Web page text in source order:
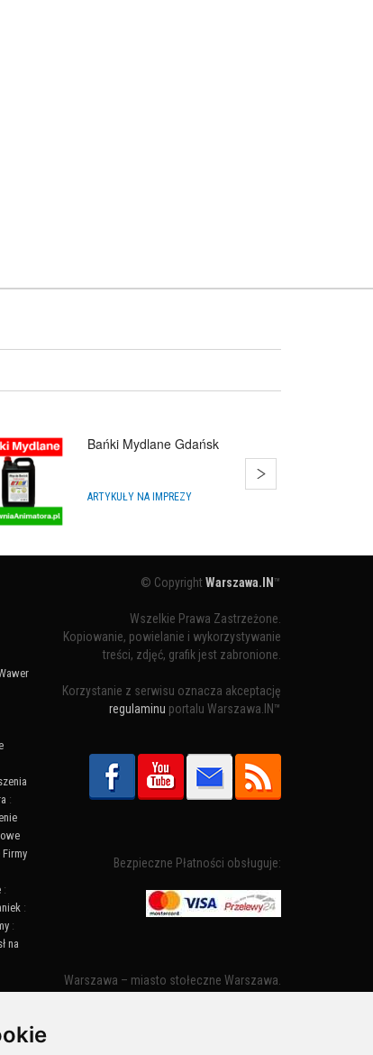
Bańki Mydlane Gdańsk
ARTYKUŁY NA IMPREZY
:
:
:
:
na
© CopyrightWarszawa.IN ™
Wszelkie Prawa Zastrzeżone.
Kopiowanie, powielanie i wykorzystywanie
treści, zdjęć, grafik jest zabronione.
Korzystanie z serwisu oznacza akceptację
regulaminu portalu Warszawa.IN™
Bezpieczne Płatności obsługuje:
Warszawa – miasto stołeczne Warszawa.